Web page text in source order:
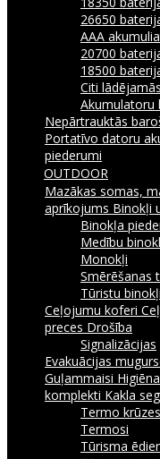
26650
AAA
20700
18500
Citi
Akumulatoru
Nepārtrauktās
Portatīvo datoru
piederumi
OUTDOOR
Mazākas somas,
aprīkojums Binokļi
Binokļa
Medību
Monokļi
Smērēšanas
Tūristu binokļi
Ceļojumu koferi
preces Drošība
Signalizācijas
Evakuācijas
Guļammaisi
komplekti Kakla
Termo krūzes
Termosi
Tūrisma